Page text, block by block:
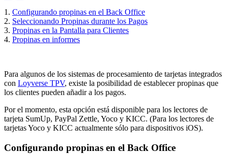
1. Configurando propinas en el Back Office
2. Seleccionando Propinas durante los Pagos
3. Propinas en la Pantalla para Clientes
4. Propinas en informes
Para algunos de los sistemas de procesamiento de tarjetas integrados
con Loyverse TPV, existe la posibilidad de establecer propinas que
los clientes pueden añadir a los pagos.
Por el momento, esta opción está disponible para los lectores de
tarjeta SumUp, PayPal Zettle, Yoco y KICC. (Para los lectores de
tarjetas Yoco y KICC actualmente sólo para dispositivos iOS).
Configurando propinas en el Back Office